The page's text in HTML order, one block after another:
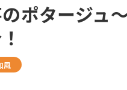
ポタージュ
風